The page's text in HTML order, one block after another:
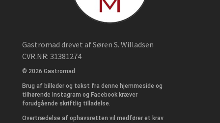
Gastromad drevet af Søren S. Willadsen
CVR.NR: 31381274
© 2026 Gastromad
Brug af billeder og tekst fra denne hjemmeside og
tilhørende Instagram og Facebook kræver
forudgående skriftlig tilladelse.
Overtrædelse af ophavsretten vil medfører et krav